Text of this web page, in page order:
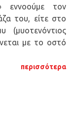
εννοούμε τον
του, είτε στο
με το οστό
περισσότερα